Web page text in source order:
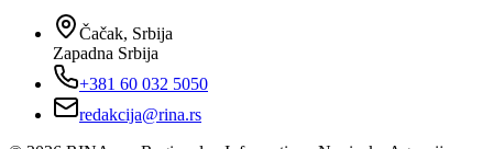
Čačak, Srbija
Zapadna Srbija
+381 60 032 5050
redakcija@rina.rs